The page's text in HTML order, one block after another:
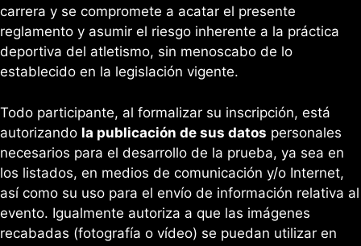
carrera y se compromete a acatar el presente
reglamento y asumir el riesgo inherente a la práctica
deportiva del atletismo, sin menoscabo de lo
establecido en la legislación vigente.
Todo participante, al formalizar su inscripción, está
autorizando la publicación de sus datos personales
necesarios para el desarrollo de la prueba, ya sea en
los listados, en medios de comunicación y/o Internet,
así como su uso para el envío de información relativa al
evento. Igualmente autoriza a que las imágenes
recabadas (fotografía o vídeo) se puedan utilizar en